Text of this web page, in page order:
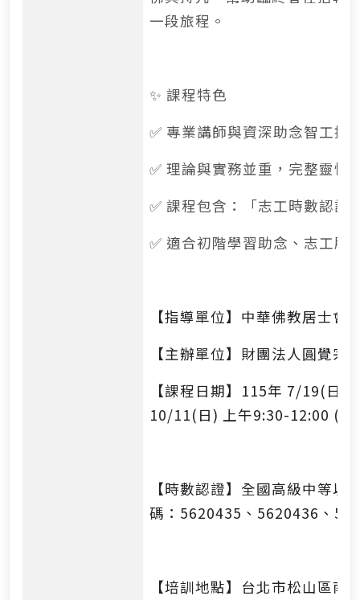
一段旅程。
✨ 課程特色
✅ 專業講師與資深助念智工授
✅ 理論與實務並重，完整靈性
✅ 課程包含：「志工時數認證
✅ 適合初階學習助念、志工服
【指導單位】中華佛教居士會
【主辦單位】財團法人圓覺
【課程日期】115年 7/19(
10/11(日) 上午9:30-12:00 (供
【時數認證】全國高級中等
碼：5620435、5620436、
【培訓地點】台北市松山區